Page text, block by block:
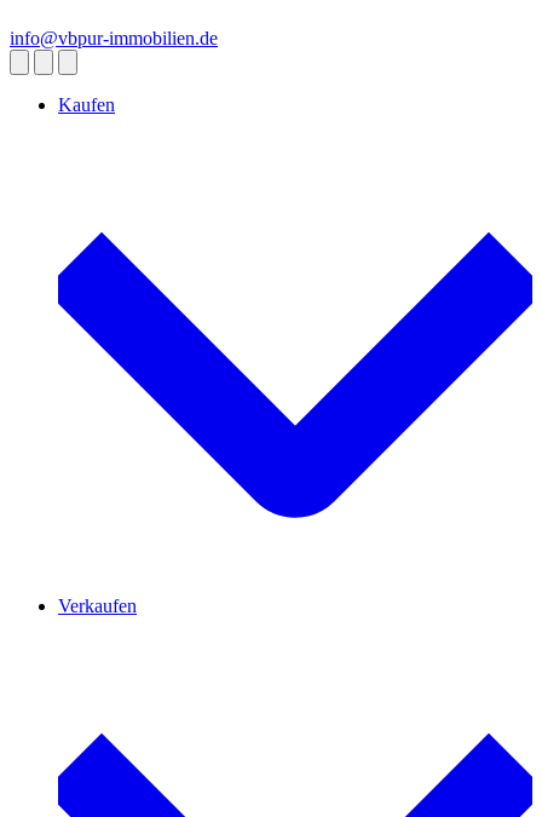
info@vbpur-immobilien.de
Kaufen
Verkaufen